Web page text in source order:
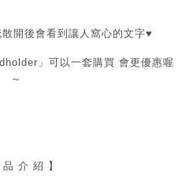
開後會看到讓人窩心的文字♥
」 可以一套購買 會更優惠喔
～
介 紹 】